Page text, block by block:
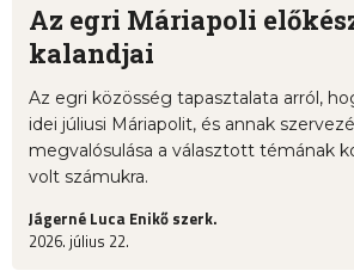
Az egri Máriapoli
kalandjai
Az egri közösség tapasztalata arról,
idei júliusi Máriapolit, és annak
megvalósulása a választott témának
volt számukra.
Jágerné Luca Enikő szerk.
2026. július 22.